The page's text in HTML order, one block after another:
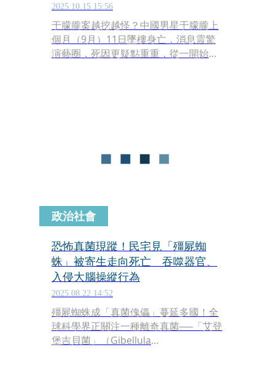
2025.10.15 15:56
于朦朧案越挖越怪？中國男星于朦朧上
個月（9月）11日墜樓身亡，消息震驚
演藝圈，死因更疑點重重，從一開始遭
政治社會
恐怖真菌現蹤！民宅見「殭屍蜘
蛛」被寄生走向死亡 吞噬器官、
入侵大腦操縱行為
2025.08.22 14:52
殭屍蜘蛛成「真菌傀儡」蔓延多國！全
球科學界正關注一種離奇真菌──「艾登
堡吉貝菌」（Gibellula